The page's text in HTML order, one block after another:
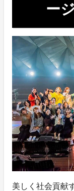
ー
美しく社会貢献